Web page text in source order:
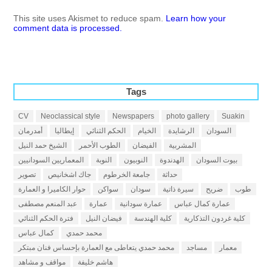
This site uses Akismet to reduce spam. Learn how your
comment data is processed.
Tags
CV Neoclassical style Newspapers photo gallery
Suakin
أمدرمان
إيطاليا الحكم الثنائي الخيام الرشايدة
السودان
الشيخ حمد النيل
الطوب الأحمر الفيضان
المشربية
المعماريين السودانيين
النوبة النوبيون الهدندوة
بيوت السودان
تصوير
جاك اشخانيص جامعة الخرطوم
حداثة
حوار الكاميرا و العمارة
سواكن سودان سيرة ذاتية ضريح
طوب
عبد المنعم مصطفى
عمارة عمارة سودانية
عمارة كمال عباس
فترة الحكم الثنائي
فيضان النيل كلية الهندسة
كلية غردون التذكارية
كمال عباس
محمد حمدي
محمد حمدي يتعاطى مع العمارة بإحساس فنان مبتكر
مساجد
معمار
مواقف و مشاهد
هاشم خليفة